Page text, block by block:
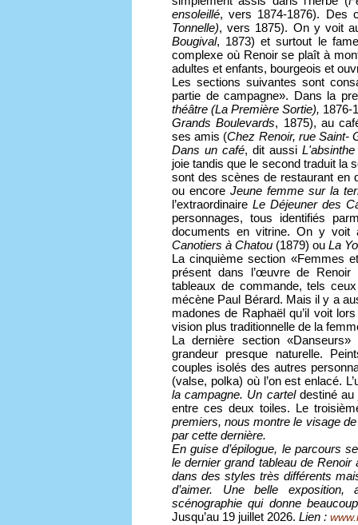
ensoleillé, vers 1874-1876). Des
Tonnelle), vers 1875). On y voit
Bougival, 1873) et surtout le
complexe où Renoir se plaît à
adultes et enfants, bourgeois et
Les sections suivantes sont
partie de campagne». Dans la
théâtre (La Première Sortie), 1876-
Grands Boulevards, 1875), au
ses amis (Chez Renoir, rue Saint-
Dans un café, dit aussi L'absinthe
joie tandis que le second traduit la
sont des scènes de restaurant en
ou encore Jeune femme sur la
l’extraordinaire Le Déjeuner des
personnages, tous identifiés
documents en vitrine. On y
Canotiers à Chatou (1879) ou La
La cinquième section «Femmes
présent dans l’œuvre de
tableaux de commande, tels
mécène Paul Bérard. Mais il y a
madones de Raphaël qu’il voit
vision plus traditionnelle de la
La dernière section
grandeur presque naturelle.
couples isolés des autres
(valse, polka) où l’on est enlacé.
la campagne. Un cartel destiné
entre ces deux toiles. Le
premiers, nous montre le visage
par cette dernière.
En guise d’épilogue, le parcours
le dernier grand tableau de
dans des styles très différents
d’aimer. Une belle
scénographie qui donne
Jusqu’au 19 juillet 2026. Lien :